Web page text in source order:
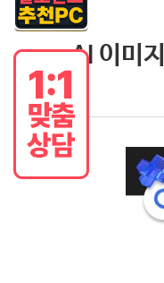
AI 이미